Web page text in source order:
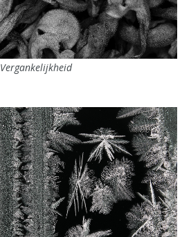
Vergankelijkheid